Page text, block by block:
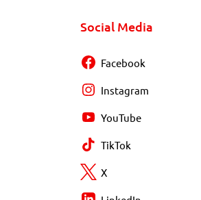
Social Media
Facebook
Instagram
YouTube
TikTok
X